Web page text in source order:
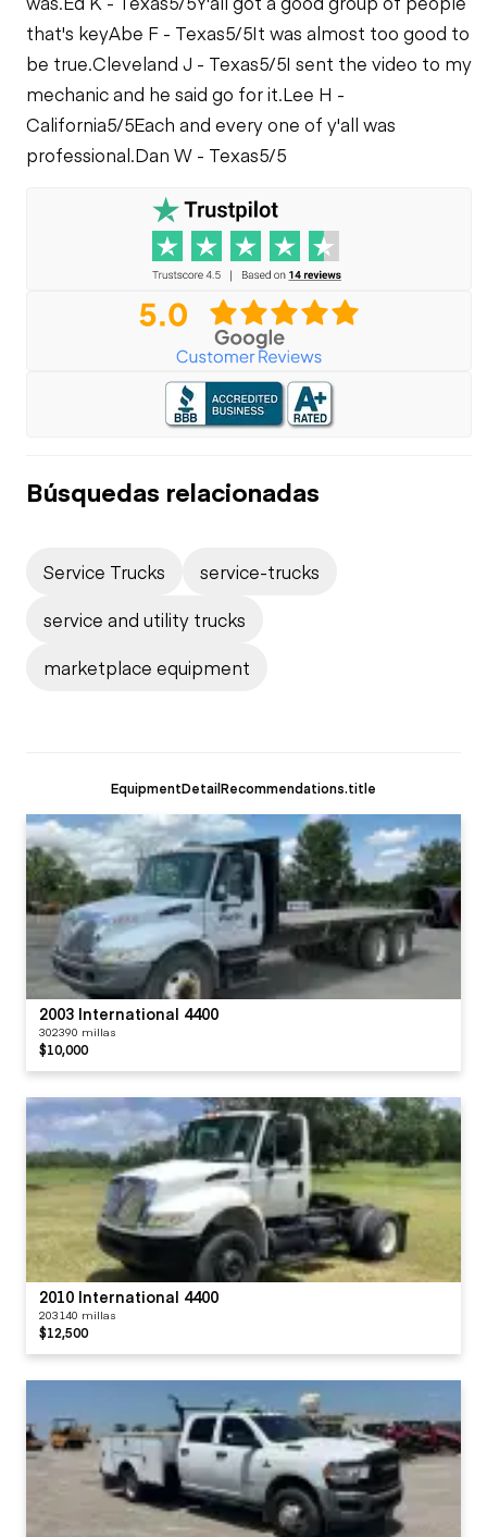
Fugas de
combustible
Fugas del sistema
Chequeo de
función limitada
Chequeo de
función limitada -
Frenos
that's keyAbe F - Texas5/5It was almost too good to
be true.Cleveland J - Texas5/5I sent the video to my
mechanic and he said go for it.Lee H -
California5/5Each and every one of y'all was
professional.Dan W - Texas5/5
Búsquedas relacionadas
Service Trucks
service-trucks
service and utility trucks
marketplace equipment
EquipmentDetailRecommendations.title
2003 International 4400
302390 millas
$10,000
2010 International 4400
203140 millas
$12,500